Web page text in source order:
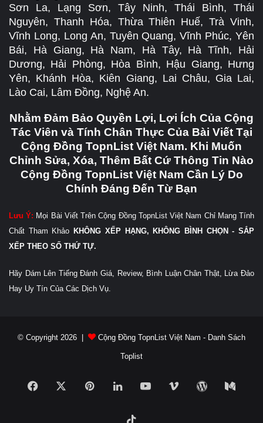
Sơn La, Lạng Sơn, Tây Ninh, Thái Bình, Thái
Nguyên, Thanh Hóa, Thừa Thiên Huế, Trà Vinh,
Vĩnh Long, Long An, Tuyên Quang, Vĩnh Phúc, Yên
Bái, Hà Giang, Hà Nam, Hà Tây, Hà Tĩnh, Hải
Dương, Hải Phòng, Hòa Bình, Hậu Giang, Hưng
Yên, Khánh Hòa, Kiên Giang, Lai Châu, Gia Lai,
Lào Cai, Lâm Đồng, Nghệ An.
Nhằm Đảm Bảo Quyền Lợi, Lợi Ích Của Cộng
Tác Viên và Tính Chân Thực Của Bài Viết Tại
Cộng Đồng TopnList Việt Nam. Khi Muốn
Chỉnh Sửa, Xóa, Thêm Bất Cứ Thông Tin Nào
Cộng Đồng TopnList Việt Nam Cần Lý Do
Chính Đáng Đến Từ Bạn
Lưu Ý: Mọi Bài Viết Trên Cộng Đồng TopnList Việt Nam Chỉ Mang Tính
Chất Tham Khảo KHÔNG XẾP HẠNG, KHÔNG BÌNH CHỌN - SẮP
XẾP THEO SỐ THỨ TỰ.
Hãy Dám Lên Tiếng Đánh Giá, Review, Bình Luận Chân Thật, Lừa Đảo
Hay Uy Tín Của Các Dịch Vụ.
© Copyright 2026 | Cộng Đồng TopnList Việt Nam - Danh Sách
Toplist
Facebook PinterestLinkedInYouTubeVimeo WordPress